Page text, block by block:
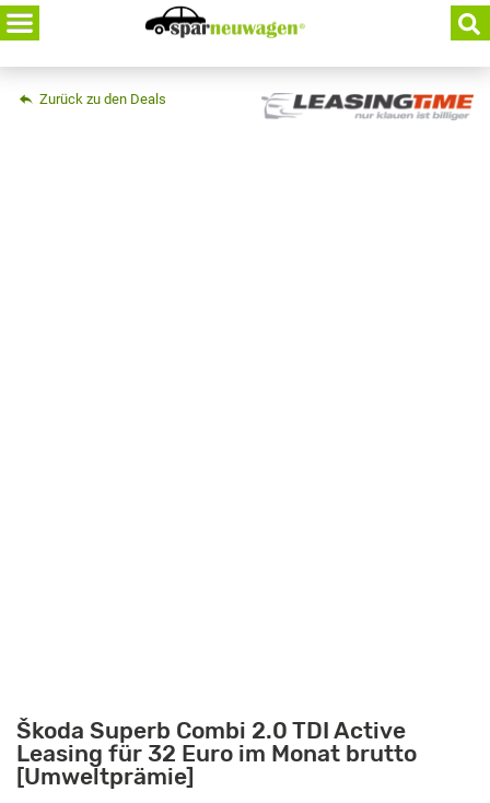
Skip
to
content
Zurück zu den Deals
Škoda Superb Combi 2.0 TDI Active
Leasing für 32 Euro im Monat brutto
[Umweltprämie]